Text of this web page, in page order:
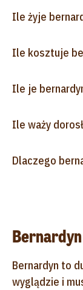
Ile żyje
Ile kosztuje
Ile je
Ile waży
Dlaczego
Bernardyn to
wyglądzie i